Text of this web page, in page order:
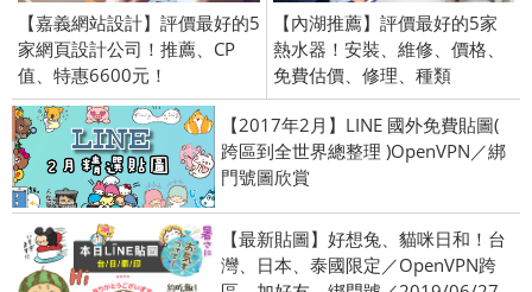
【嘉義網站設計】評價最好的5
家網頁設計公司！推薦、CP
值、特惠6600元！
【內湖推薦】評價最好的5家
熱水器！安裝、維修、價格、
免費估價、修理、種類
【2017年2月】LINE 國外免費貼圖(
跨區到全世界總整理 )OpenVPN／綁
門號圖欣賞
【最新貼圖】好想兔、貓咪日和！台
灣、日本、泰國限定／OpenVPN跨